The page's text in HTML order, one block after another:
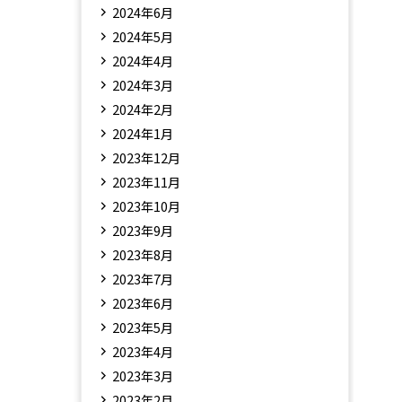
2024年6月
2024年5月
2024年4月
2024年3月
2024年2月
2024年1月
2023年12月
2023年11月
2023年10月
2023年9月
2023年8月
2023年7月
2023年6月
2023年5月
2023年4月
2023年3月